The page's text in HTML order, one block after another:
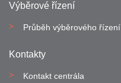
Výběrové řízení
Průběh výběrového řízení
Kontakty
Kontakt centrála